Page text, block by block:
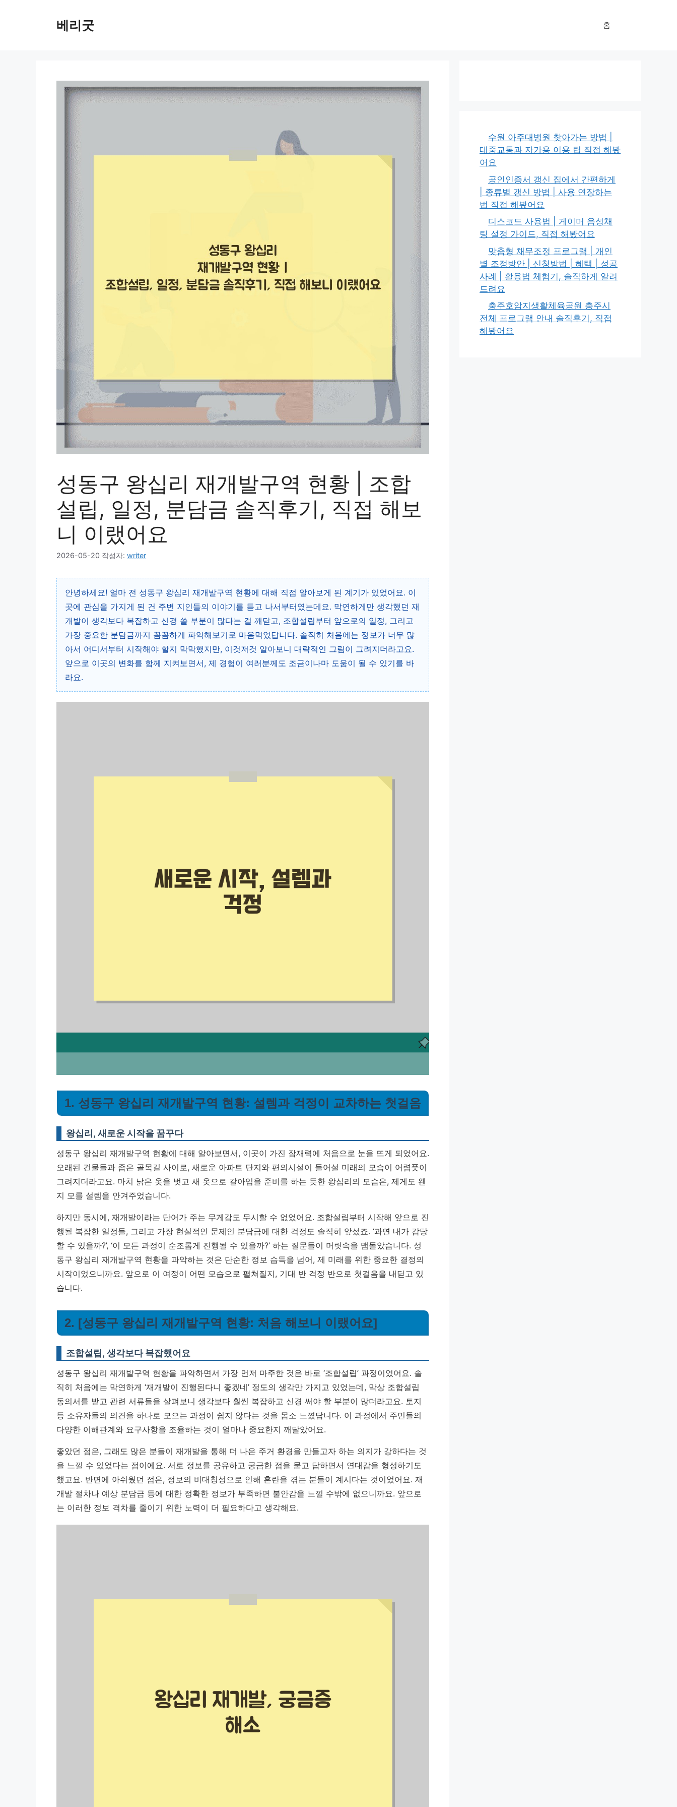
베리굿 홈
성동구 왕십리 재개발구역 현황 | 조합
설립, 일정, 분담금 솔직후기, 직접 해보
니 이랬어요
2026-05-20 작성자: writer
안녕하세요! 얼마 전 성동구 왕십리 재개발구역 현황에 대해 직접 알아보게 된 계기가 있었어요. 이
곳에 관심을 가지게 된 건 주변 지인들의 이야기를 듣고 나서부터였는데요. 막연하게만 생각했던 재
개발이 생각보다 복잡하고 신경 쓸 부분이 많다는 걸 깨닫고, 조합설립부터 앞으로의 일정, 그리고
가장 중요한 분담금까지 꼼꼼하게 파악해보기로 마음먹었답니다. 솔직히 처음에는 정보가 너무 많
아서 어디서부터 시작해야 할지 막막했지만, 이것저것 알아보니 대략적인 그림이 그려지더라고요.
앞으로 이곳의 변화를 함께 지켜보면서, 제 경험이 여러분께도 조금이나마 도움이 될 수 있기를 바
라요.
1. 성동구 왕십리 재개발구역 현황: 설렘과 걱정이 교차하는 첫걸음
왕십리, 새로운 시작을 꿈꾸다
성동구 왕십리 재개발구역 현황에 대해 알아보면서, 이곳이 가진 잠재력에 처음으로 눈을 뜨게 되었어요.
오래된 건물들과 좁은 골목길 사이로, 새로운 아파트 단지와 편의시설이 들어설 미래의 모습이 어렴풋이
그려지더라고요. 마치 낡은 옷을 벗고 새 옷으로 갈아입을 준비를 하는 듯한 왕십리의 모습은, 제게도 왠
지 모를 설렘을 안겨주었습니다.
하지만 동시에, 재개발이라는 단어가 주는 무게감도 무시할 수 없었어요. 조합설립부터 시작해 앞으로 진
행될 복잡한 일정들, 그리고 가장 현실적인 문제인 분담금에 대한 걱정도 솔직히 앞섰죠. ‘과연 내가 감당
할 수 있을까?’, ‘이 모든 과정이 순조롭게 진행될 수 있을까?’ 하는 질문들이 머릿속을 맴돌았습니다. 성
동구 왕십리 재개발구역 현황을 파악하는 것은 단순한 정보 습득을 넘어, 제 미래를 위한 중요한 결정의
시작이었으니까요. 앞으로 이 여정이 어떤 모습으로 펼쳐질지, 기대 반 걱정 반으로 첫걸음을 내딛고 있
습니다.
2. [성동구 왕십리 재개발구역 현황: 처음 해보니 이랬어요]
조합설립, 생각보다 복잡했어요
성동구 왕십리 재개발구역 현황을 파악하면서 가장 먼저 마주한 것은 바로 ‘조합설립’ 과정이었어요. 솔
직히 처음에는 막연하게 ‘재개발이 진행된다니 좋겠네’ 정도의 생각만 가지고 있었는데, 막상 조합설립
동의서를 받고 관련 서류들을 살펴보니 생각보다 훨씬 복잡하고 신경 써야 할 부분이 많더라고요. 토지
등 소유자들의 의견을 하나로 모으는 과정이 쉽지 않다는 것을 몸소 느꼈답니다. 이 과정에서 주민들의
다양한 이해관계와 요구사항을 조율하는 것이 얼마나 중요한지 깨달았어요.
좋았던 점은, 그래도 많은 분들이 재개발을 통해 더 나은 주거 환경을 만들고자 하는 의지가 강하다는 것
을 느낄 수 있었다는 점이에요. 서로 정보를 공유하고 궁금한 점을 묻고 답하면서 연대감을 형성하기도
했고요. 반면에 아쉬웠던 점은, 정보의 비대칭성으로 인해 혼란을 겪는 분들이 계시다는 것이었어요. 재
개발 절차나 예상 분담금 등에 대한 정확한 정보가 부족하면 불안감을 느낄 수밖에 없으니까요. 앞으로
는 이러한 정보 격차를 줄이기 위한 노력이 더 필요하다고 생각해요.
수원 아주대병원 찾아가는 방법 |
대중교통과 자가용 이용 팁 직접 해봤
어요
공인인증서 갱신 집에서 간편하게
| 종류별 갱신 방법 | 사용 연장하는
법 직접 해봤어요
디스코드 사용법 | 게이머 음성채
팅 설정 가이드, 직접 해봤어요
맞춤형 채무조정 프로그램 | 개인
별 조정방안 | 신청방법 | 혜택 | 성공
사례 | 활용법 체험기, 솔직하게 알려
드려요
충주호암지생활체육공원 충주시
전체 프로그램 안내 솔직후기, 직접
해봤어요